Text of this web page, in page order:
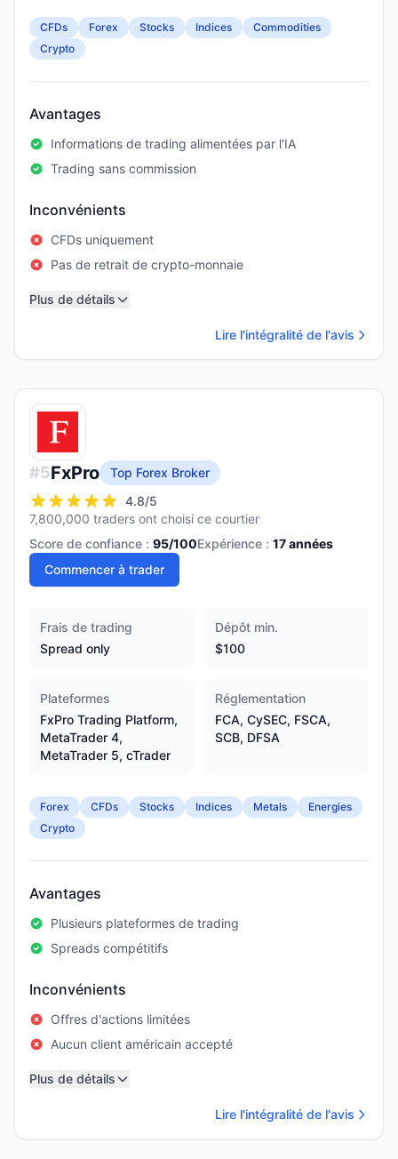
CFDs Forex Stocks Indices
Commodities
Crypto
Avantages
Informations de trading alimentées par l'IA
Trading sans commission
Inconvénients
CFDs uniquement
Pas de retrait de crypto-monnaie
Plus de détails
Lire l'intégralité de l'avis
#5FxPro
Top Forex Broker
4.8/5
7,800,000 traders ont choisi ce courtier
Score de confiance : 95/100Expérience : 17années
Commencer à trader
Frais de trading
Spread only
Dépôt min.
$100
Plateformes
FxPro Trading Platform,
MetaTrader 4,
MetaTrader 5, cTrader
Réglementation
FCA, CySEC, FSCA,
SCB, DFSA
Forex CFDs Stocks Indices Metals
Energies
Crypto
Avantages
Plusieurs plateformes de trading
Spreads compétitifs
Inconvénients
Offres d'actions limitées
Aucun client américain accepté
Plus de détails
Lire l'intégralité de l'avis